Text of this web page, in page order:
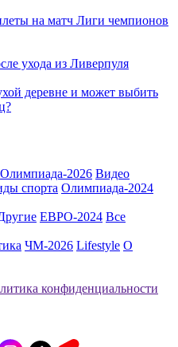
на матч Лиги чемпионов
ухода из Ливерпуля
деревне и может выбить
Олимпиада-2026 Видео
спорта Олимпиада-2024
ЕВРО-2024 Все
ЧМ-2026 Lifestyle О
конфиденциальности